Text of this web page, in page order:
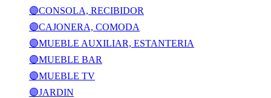
🟣CONSOLA, RECIBIDOR
🟣CAJONERA, COMODA
🟣MUEBLE AUXILIAR, ESTANTERIA
🟣MUEBLE BAR
🟣MUEBLE TV
🟣JARDIN